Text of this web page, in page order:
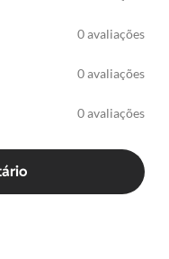
0 avaliações
0 avaliações
0 avaliações